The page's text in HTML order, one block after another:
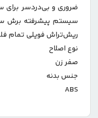
ضروری و بی‌دردسر برای
سیستم پیشرفته برش
ریش‌تراش فویلی تمام
نوع اصلاح
صفر زن
جنس بدنه
ABS